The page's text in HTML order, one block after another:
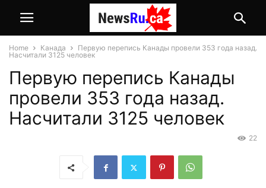
Home Канада
Первую перепись Канады провели 353 года назад.
Насчитали 3125 человек
Первую перепись Канады
провели 353 года назад.
Насчитали 3125 человек
22